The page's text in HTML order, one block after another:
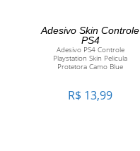
ADICIONAR AO
CARRINHO
Adesivo Skin Controle
PS4
Adesivo PS4 Controle
Playstation Skin Pelicula
Protetora Camo Blue
R$ 13,99